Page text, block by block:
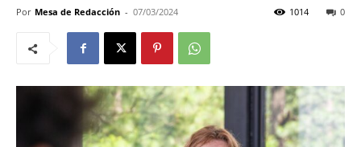
Por Mesa de Redacción - 07/03/2024 0
1014